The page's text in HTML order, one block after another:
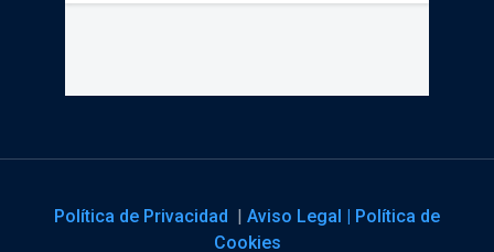
Política de Privacidad | Aviso Legal | Política de
Cookies